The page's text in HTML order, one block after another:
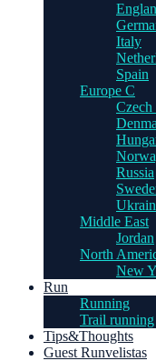
Italy
Spain
Europe C
Russia
Middle East
Jordan
North
New
Run
Running
Trail running
Tips&Thoughts
Guest Runvelistas